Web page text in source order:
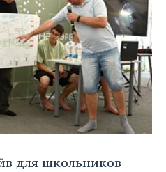
для школьников